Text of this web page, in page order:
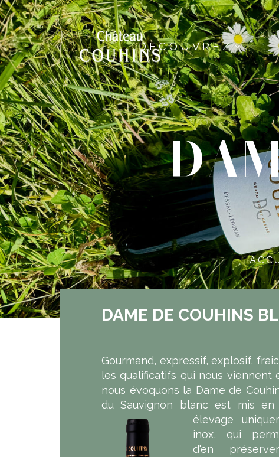
DECOUVREZ
DAME DE COUHINS
Gourmand, expressif, explosif,
les qualificatifs qui nous viennent
nous évoquons la Dame de
du Sauvignon blanc est mis
élevage
inox, qui
d'en